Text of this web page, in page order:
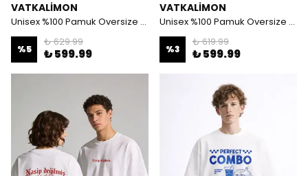
VATKALIMON
Unisex %100 Pamuk Oversize Yuvarlak Yaka Baskılı T-shirt
%5
₺ 629.99
₺ 599.99
VATKALIMON
Unisex %100 Pamuk Oversize Yuvarlak Yaka Baskılı T-shirt
%3
₺ 619.99
₺ 599.99